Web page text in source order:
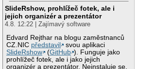
SlideRshow, prohlížeč fotek, ale i
jejich organizér a prezentátor
4.8. 12:22 | Zajímavý software
Edvard Rejthar na blogu zaměstnanců
CZ.NIC představil
svou aplikaci
SlideRshow
(GitHub ). Funguje jako
prohlížeč fotek, ale i jako jejich
organizér a prezentátor. Neinstaluje se,